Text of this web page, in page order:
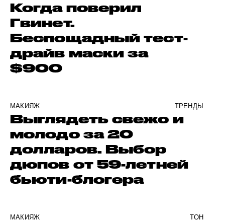
Когда поверил
Гвинет.
Беспощадный тест-
драйв маски за
$900
МАКИЯЖ ТРЕНДЫ
Выглядеть свежо и
молодо за 20
долларов. Выбор
дюпов от 59-летней
бьюти-блогера
МАКИЯЖ ТОН